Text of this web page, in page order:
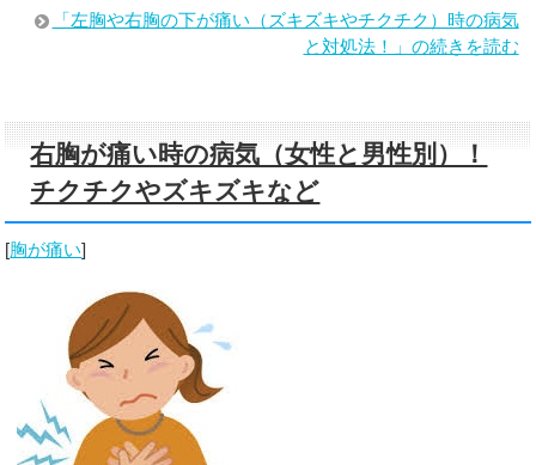
「左胸や右胸の下が痛い（ズキズキやチクチク）時の病気
と対処法！」の続きを読む
右胸が痛い時の病気（女性と男性別）！
チクチクやズキズキなど
[胸が痛い]